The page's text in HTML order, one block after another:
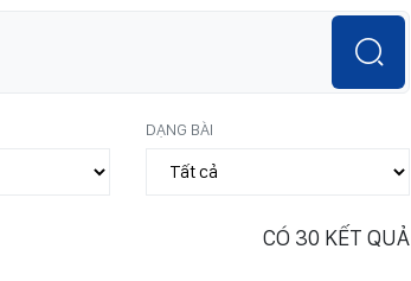
DẠNG BÀI
CÓ 30 KẾT QUẢ